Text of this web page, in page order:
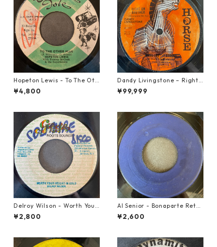
Hopeton Lewis - To The Oth
er Man【7-22023】
¥4,800
Dandy Livingstone – Right
On Brother【7-21946】
¥99,999
Delroy Wilson - Worth Your
Weight In Gold【7-21965】
¥2,800
Al Senior - Bonaparte Retre
at【7-21861】
¥2,600